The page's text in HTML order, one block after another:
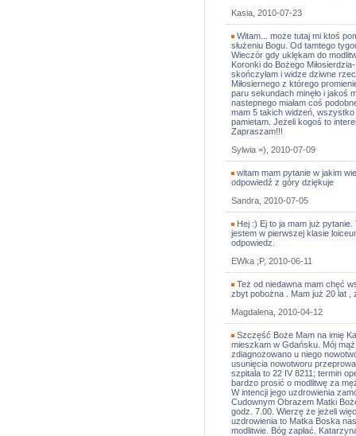
Kasia, 2010-07-23
Witam... może tutaj mi ktoś
służeniu Bogu. Od tamtego
Wieczór gdy uklękam do
Koronki do Bożego
skończyłam i widze dziwne
Miłosiernego z którego
paru sekundach minęło i jakoś
nastepnego miałam coś
mam 5 takich widzeń,
pamietam. Jeżeli kogoś to
Zapraszam!!!
Sylwia =), 2010-07-09
witam mam pytanie w jakim
odpowiedź z góry dziękuje
Sandra, 2010-07-05
Hej :) Ej to ja mam już
jestem w pierwszej klasie
odpowiedz.
EWka ;P, 2010-06-11
Też od niedawna mam chęć
zbyt pobożna . Mam już 20 lat ,
Magdalena, 2010-04-12
Szczęść Boże Mam na imię
mieszkam w Gdańsku. Mój
zdiagnozowano u niego
usunięcia nowotworu
szpitala to 22 IV 8211; termin
bardzo prosić o modlitwę za
W intencji jego uzdrowienia
Cudownym Obrazem Matki
godz. 7.00. Wierzę że jeżeli
uzdrowienia to Matka Boska
modlitwie. Bóg zapłać.